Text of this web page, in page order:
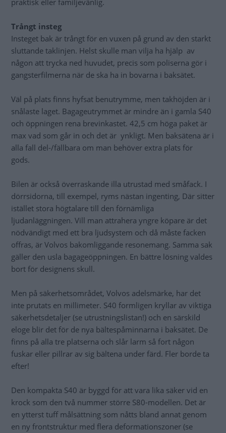
praktisk eller familjevänlig.
Trångt insteg
Insteget bak är trångt för en vuxen på grund av den starkt
sluttande taklinjen. Helst skulle man vilja ha hjälp av
någon att trycka ned huvudet, precis som poliserna gör i
gangsterfilmerna när de ska ha in bovarna i baksätet.
Väl på plats finns hyfsat benutrymme, men takhöjden är i
snålaste laget. Bagageutrymmet är mindre än i gamla S40
och öppningen rena brevinkastet. 42,5 cm höga paket är
max vad som går in och det är ynkligt. Men baksätena är i
alla fall del-/fällbara om man behöver extra plats för
gods.
Bilen är också överraskande illa utrustad med småfack. I
dörrsidorna, till exempel, ryms nästan ingenting, Där sitter
istället stora högtalare till den förnämliga
ljudanläggningen. Vill man attrahera yngre köpare är det
nödvändigt med ett bra ljudsystem och då måste facken
offras, är Volvos bakomliggande resonemang. Samma sak
gäller den usla bagageöppningen. En bättre lösning valdes
bort för designens skull.
Men på säkerhetsområdet, Volvos adelsmärke, har det
inte prutats en millimeter. S40 formligen kryllar av viktiga
säkerhetsdetaljer (se utrustningslistan!) och en särskild
eloge blir det för de nya bältespåminnarna i baksätet. De
finns på alla tre platserna och slår larm så fort någon
fuskar eller pillrar av sig bältena under färd. Fler borde ta
efter!
Den kompakta S40 är byggd för att vara lika säker vid en
krock som den två nummer större S80-modellen. Det är
en ytterst tuff målsättning som nåtts bland annat genom
en ny frontstruktur med flera deformationszoner (se